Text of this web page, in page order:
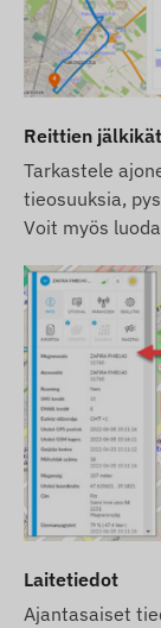
Reittien
Tarkastele
tieosuuksia,
Voit myös
Laitetiedot
Ajantasaiset